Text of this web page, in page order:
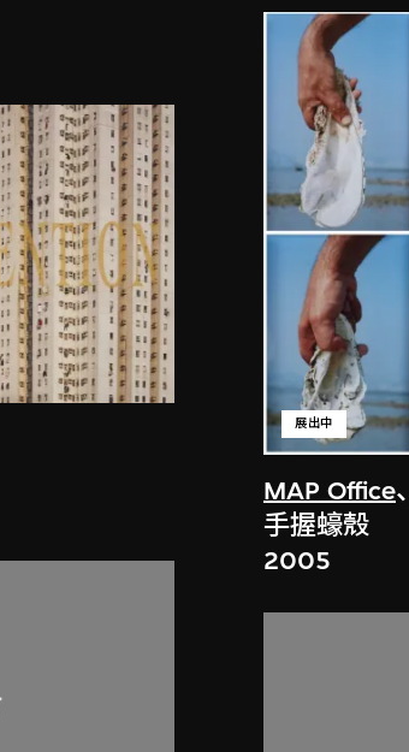
MAP Office、
展出中
手握蠔殼
2005